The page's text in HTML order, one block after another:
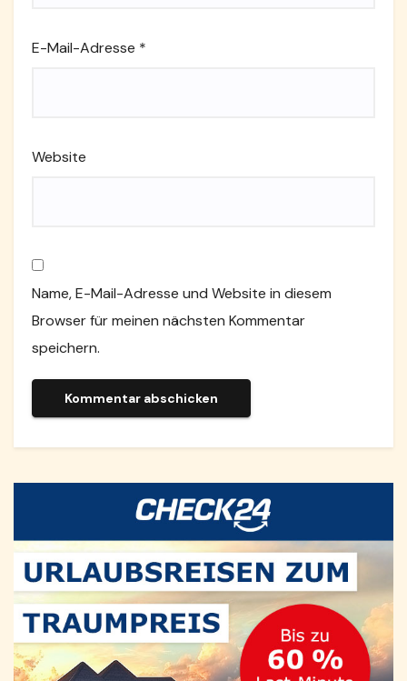
E-Mail-Adresse *
Website
Name, E-Mail-Adresse und Website in diesem
Browser für meinen nächsten Kommentar
speichern.